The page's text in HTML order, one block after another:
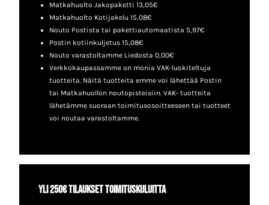
Matkahuolto Jakopaketti 13,05€
Matkahuolto Kotijakelu 15,08€
Nouto Postista tai pakettiautomaatista 5,97€
Postin kotiinkuljetus 15,08€
Nouto varastoltamme Liedosta 0,00€
Verkkokaupassamme on monia VAK-luokiteltuja
tuotteita. Näitä tuotteita emme voi lähettää Postin
tai Matkahuollon noutopisteisiin. VAK- tuotteita
lähetämme suoraan toimitusosoitteeseen tai tuotteet
voi noutaa varastoltamme.
Yli 250€ tilaukset toimituskuluitta